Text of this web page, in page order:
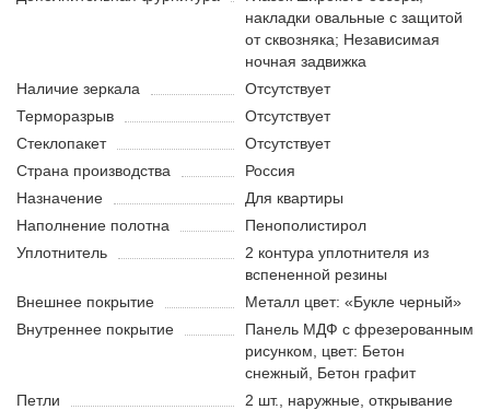
накладки овальные с защитой
от сквозняка; Независимая
ночная задвижка
Наличие зеркала
Отсутствует
Терморазрыв
Отсутствует
Стеклопакет
Отсутствует
Страна производства
Россия
Назначение
Для квартиры
Наполнение полотна
Пенополистирол
Уплотнитель
2 контура уплотнителя из
вспененной резины
Внешнее покрытие
Металл цвет: «Букле черный»
Внутреннее покрытие
Панель МДФ с фрезерованным
рисунком, цвет: Бетон
снежный, Бетон графит
Петли
2 шт., наружные, открывание